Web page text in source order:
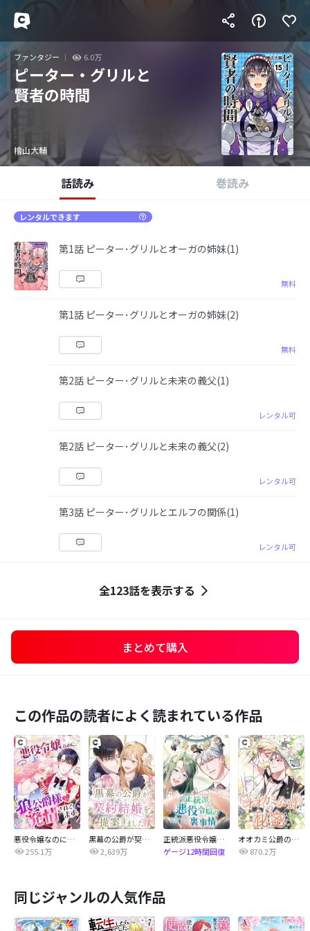
ファンタジー 6.0万
ピーター・グリルと
賢者の時間
檜山大輔
話読み 巻読み
レンタルできます
第1話 ピーター･グリルとオーガの姉妹(1)
無料
第1話 ピーター･グリルとオーガの姉妹(2)
無料
第2話 ピーター･グリルと未来の義父(1)
レンタル可
第2話 ピーター･グリルと未来の義父(2)
レンタル可
第3話 ピーター･グリルとエルフの関係(1)
レンタル可
全123話を表示する
まとめて購入
この作品の読者によく読まれている作品
悪役令嬢なのに、狼公爵様に発情されてます
255.1万
黒幕の公爵が契約結婚を提案しました
2,639万
正統派悪役令嬢の裏事情
ゲージ12時間回復
オオカミ公爵の秘密
870.2万
同じジャンルの人気作品